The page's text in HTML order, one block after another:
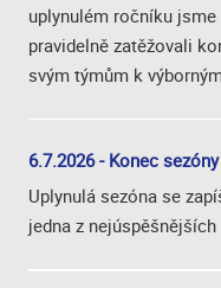
uplynulém ročníku
pravidelně zatěžovali
svým týmům k
6.7.2026 - Konec
Uplynulá sezóna se
jedna z